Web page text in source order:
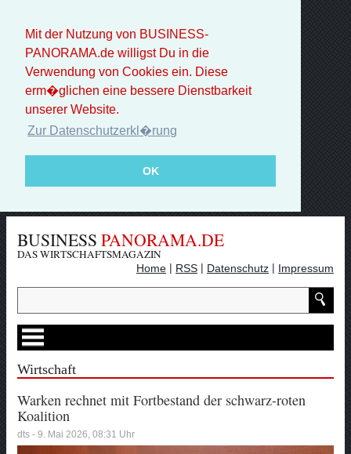
Mit der Nutzung von BUSINESS-
PANORAMA.de willigst Du in die
Verwendung von Cookies ein. Diese
erm�glichen eine bessere Dienstbarkeit
unserer Website.
Zur Datenschutzerkl�rung
OK
BUSINESS PANORAMA.DE
DAS WIRTSCHAFTSMAGAZIN
Home | RSS | Datenschutz | Impressum
Wirtschaft
Warken rechnet mit Fortbestand der schwarz-roten
Koalition
dts - 9. Mai 2026, 08:31 Uhr